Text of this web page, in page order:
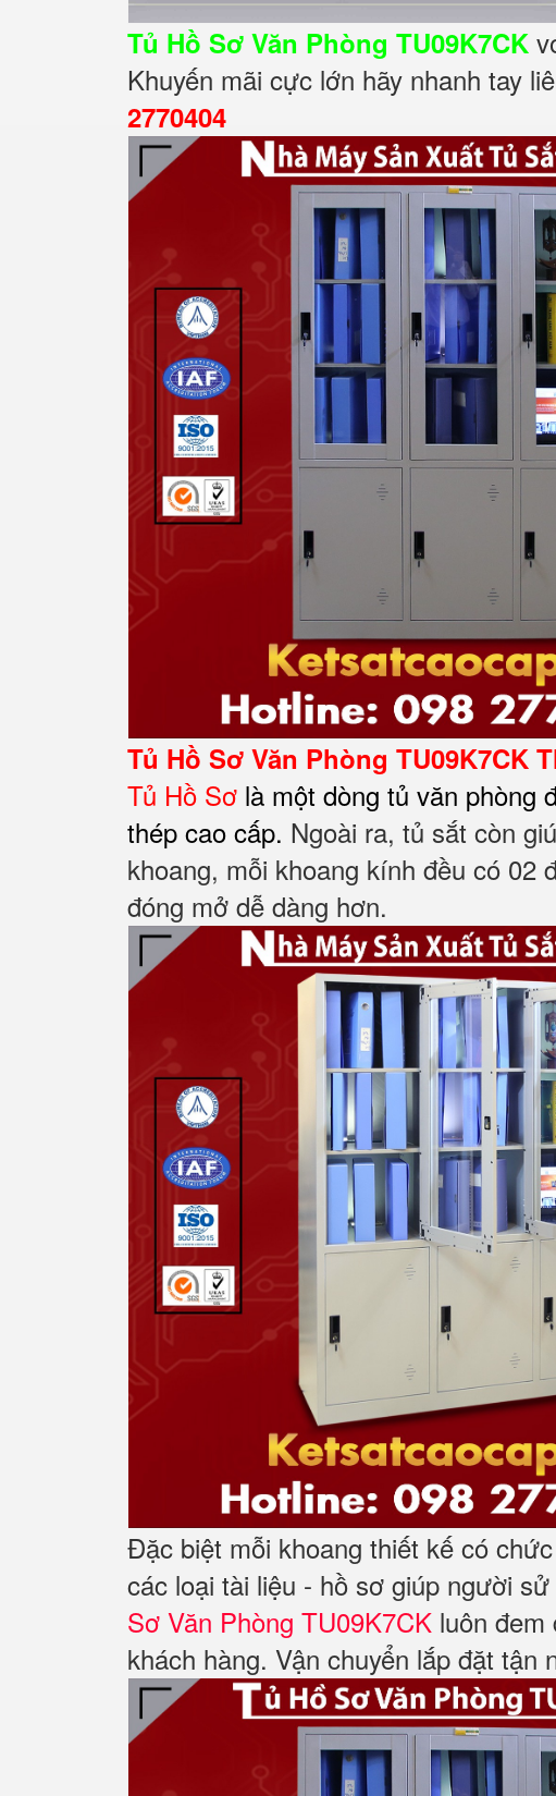
Tủ Hồ Sơ Văn Phòng TU09K7CK
Khuyến mãi cực lớn hãy nhanh tay
2770404
Tủ Hồ Sơ Văn Phòng TU09K7CK
Tủ Hồ Sơ là một dòng tủ văn phòng
thép cao cấp. Ngoài ra, tủ sắt còn
khoang, mỗi khoang kính đều có 02
đóng mở dễ dàng hơn.
Đặc biệt mỗi khoang thiết kế có
các loại tài liệu - hồ sơ giúp người
Sơ Văn Phòng TU09K7CK luôn
khách hàng. Vận chuyển lắp đặt tận